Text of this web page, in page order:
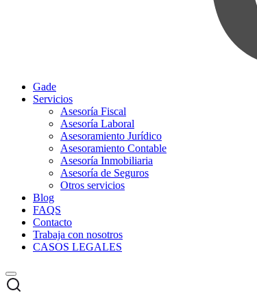
Gade
Servicios
Asesoría Fiscal
Asesoría Laboral
Asesoramiento Jurídico
Asesoramiento Contable
Asesoría Inmobiliaria
Asesoría de Seguros
Otros servicios
Blog
FAQS
Contacto
Trabaja con nosotros
CASOS LEGALES